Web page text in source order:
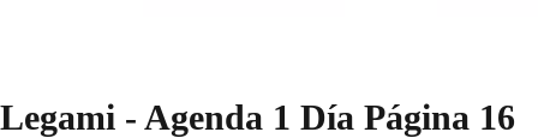
Legami - Agenda 1 Día Página 16